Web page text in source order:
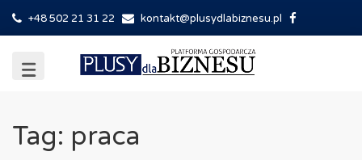
+48 502 21 31 22 kontakt@plusydlabiznesu.pl
Tag: praca